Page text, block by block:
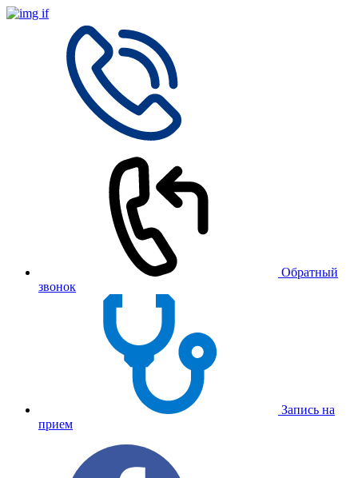
Обратный
звонок
Запись на
прием